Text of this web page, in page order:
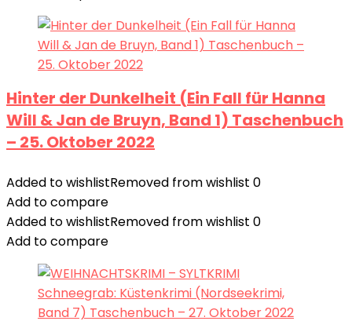
Hinter der Dunkelheit (Ein Fall für Hanna
Will & Jan de Bruyn, Band 1) Taschenbuch
– 25. Oktober 2022
Added to wishlistRemoved from wishlist 0
Add to compare
Added to wishlistRemoved from wishlist 0
Add to compare